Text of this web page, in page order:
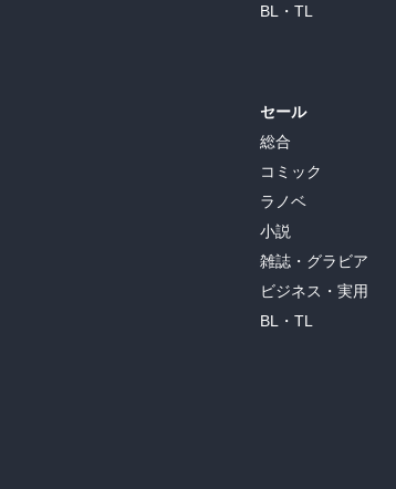
BL・TL
セール
総合
コミック
ラノベ
小説
雑誌・グラビア
ビジネス・実用
BL・TL